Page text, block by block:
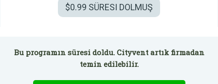
$0.99 SÜRESI DOLMUŞ
Bu programın süresi doldu. Cityvent artık firmadan
temin edilebilir.